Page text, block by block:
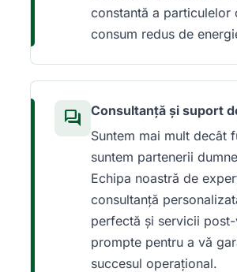
constantă a particulelor
consum redus de
forum
Consultanță și suport
Suntem mai mult decât
suntem partenerii
Echipa noastră de
consultanță
perfectă și servicii
prompte pentru a vă
succesul operațional.